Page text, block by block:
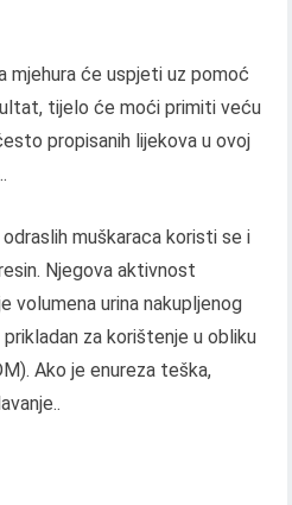
mjehura će uspjeti uz pomoć
tijelo će moći primiti veću
propisanih lijekova u ovoj
muškaraca koristi se i
Njegova aktivnost
volumena urina nakupljenog
za korištenje u obliku
Ako je enureza teška,